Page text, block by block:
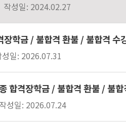
작성일: 2024.02.27
학금 / 불합격 환불 / 불합격 수
성일: 2026.07.31
격장학금 / 불합격 환불 / 불합
작성일: 2026.07.24